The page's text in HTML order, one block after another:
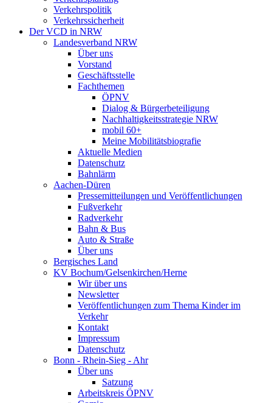
Verkehrspolitik
Verkehrssicherheit
Der VCD in NRW
Landesverband NRW
Über uns
Vorstand
Geschäftsstelle
Fachthemen
ÖPNV
Dialog & Bürgerbeteiligung
Nachhaltigkeitsstrategie NRW
mobil 60+
Meine Mobilitätsbiografie
Aktuelle Medien
Datenschutz
Bahnlärm
Aachen-Düren
Pressemitteilungen und Veröffentlichungen
Fußverkehr
Radverkehr
Bahn & Bus
Auto & Straße
Über uns
Bergisches Land
KV Bochum/Gelsenkirchen/Herne
Wir über uns
Newsletter
Veröffentlichungen zum Thema Kinder im
Verkehr
Kontakt
Impressum
Datenschutz
Bonn - Rhein-Sieg - Ahr
Über uns
Satzung
Arbeitskreis ÖPNV